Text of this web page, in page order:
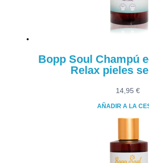
Bopp Soul Champú
Relax pieles
14,95 €
AÑADIR A LA